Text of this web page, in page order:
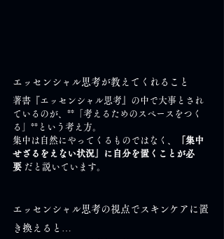
エッセンシャル思考が教えてくれること
著書『エッセンシャル思考』の中で大事とされ
ているのが、**「考えるためのスペースをつく
る」**という考え方。
集中は自然にやってくるものではなく、
「集中
せざるをえない状況」に自分を置くことが必
要 だと説いています。
エッセンシャル思考の視点でスキンケアに置
き換えると…